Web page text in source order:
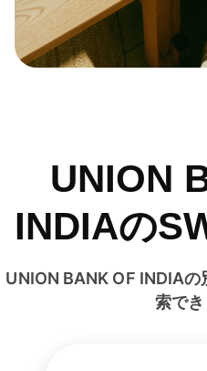
UNION
INDIAの
UNION BANK OF INDIA
索でき